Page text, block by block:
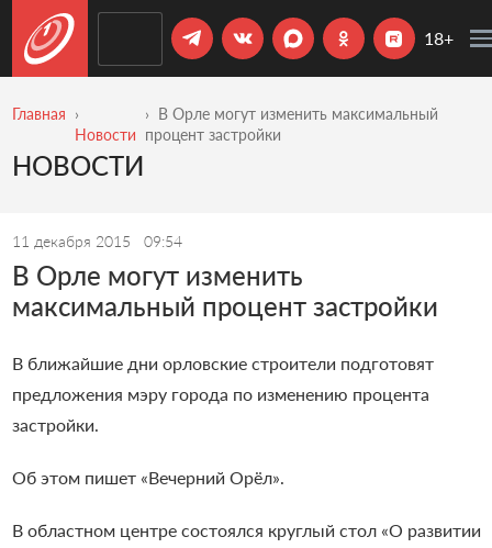
18+
Главная
Новости
В Орле могут изменить максимальный
процент застройки
НОВОСТИ
11 декабря 2015 09:54
В Орле могут изменить
максимальный процент застройки
В ближайшие дни орловские строители подготовят
предложения мэру города по изменению процента
застройки.
Об этом пишет «Вечерний Орёл».
В областном центре состоялся круглый стол «О развитии